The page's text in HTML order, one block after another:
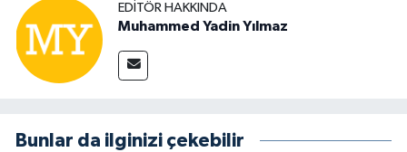
EDITÖR HAKKINDA
Muhammed Yadin Yılmaz
Bunlar da ilginizi çekebilir